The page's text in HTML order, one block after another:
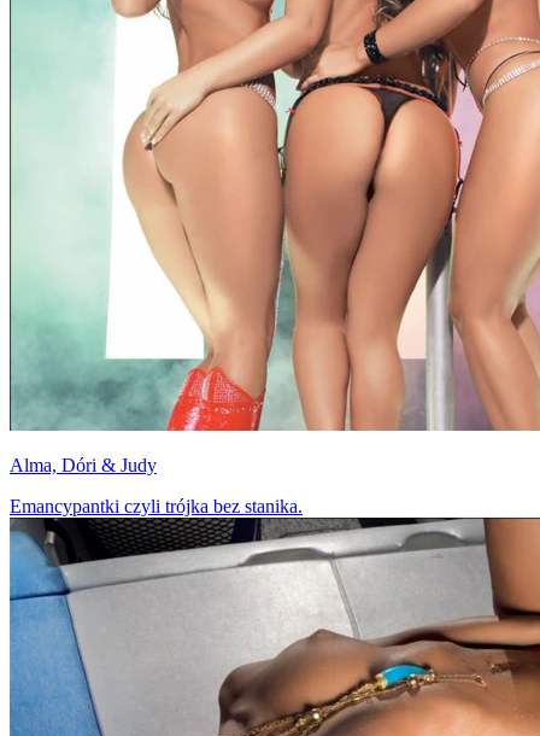
Alma, Dóri & Judy
Emancypantki czyli trójka bez stanika.